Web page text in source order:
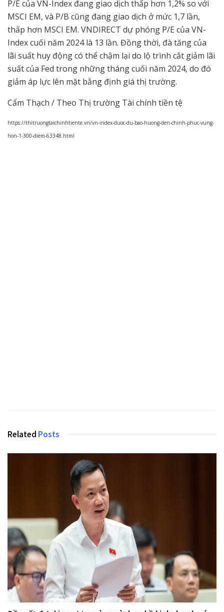
P/E của VN-Index đang giao dịch thấp hơn 1,2% so với
MSCI EM, và P/B cũng đang giao dịch ở mức 1,7 lần,
thấp hơn MSCI EM. VNDIRECT dự phóng P/E của VN-
Index cuối năm 2024 là 13 lần. Đồng thời, đà tăng của
lãi suất huy động có thể chậm lại do lộ trình cắt giảm lãi
suất của Fed trong những tháng cuối năm 2024, do đó
giảm áp lực lên mặt bằng định giá thị trường.
Cẩm Thạch / Theo Thị trường Tài chính tiền tệ
https://thitruongtaichinhtiente.vn/vn-index-duoc-du-bao-huong-den-chinh-phuc-vung-
hon-1-300-diem-63348.html
Related Posts